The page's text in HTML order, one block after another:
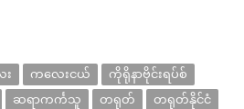
ကလေးငယ်
ကိုရိုနာဗိုင်းရပ်စ်
ဆရာကင်္ကသူ တရုတ်
တရုတ်နိုင်ငံ